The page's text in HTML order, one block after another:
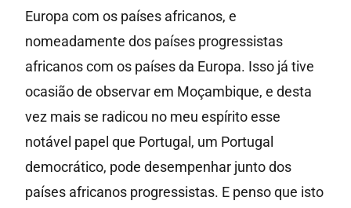
Europa com os países africanos, e
nomeadamente dos países progressistas
africanos com os países da Europa. Isso já tive
ocasião de observar em Moçambique, e desta
vez mais se radicou no meu espírito esse
notável papel que Portugal, um Portugal
democrático, pode desempenhar junto dos
países africanos progressistas. E penso que isto